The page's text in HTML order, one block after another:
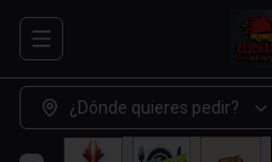
Abrir menu de navegación
¿Dónde quieres pedir?